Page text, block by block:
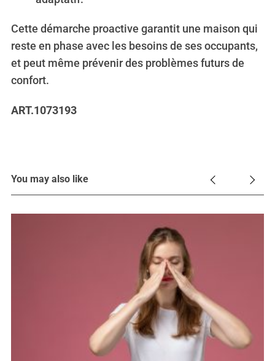
Cette démarche proactive garantit une maison qui
reste en phase avec les besoins de ses occupants,
et peut même prévenir des problèmes futurs de
confort.
ART.1073193
You may also like